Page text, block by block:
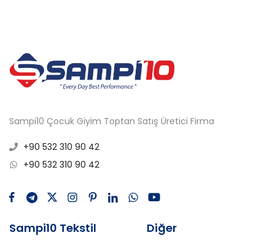
Sampi10 Çocuk Giyim Toptan Satış Üretici Firma
+90 532 310 90 42
+90 532 310 90 42
Sampi10 Tekstil Diğer